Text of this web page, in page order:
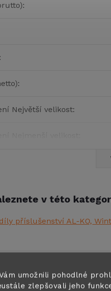
umožnili pohodlné
zlepšovali jeho
:
:
:
Největší velikost:
v této
příslušenství AL-KO,